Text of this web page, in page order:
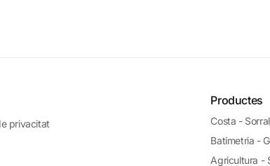
privacitat
Productes
Costa -
Batimetria -
Agricultura -